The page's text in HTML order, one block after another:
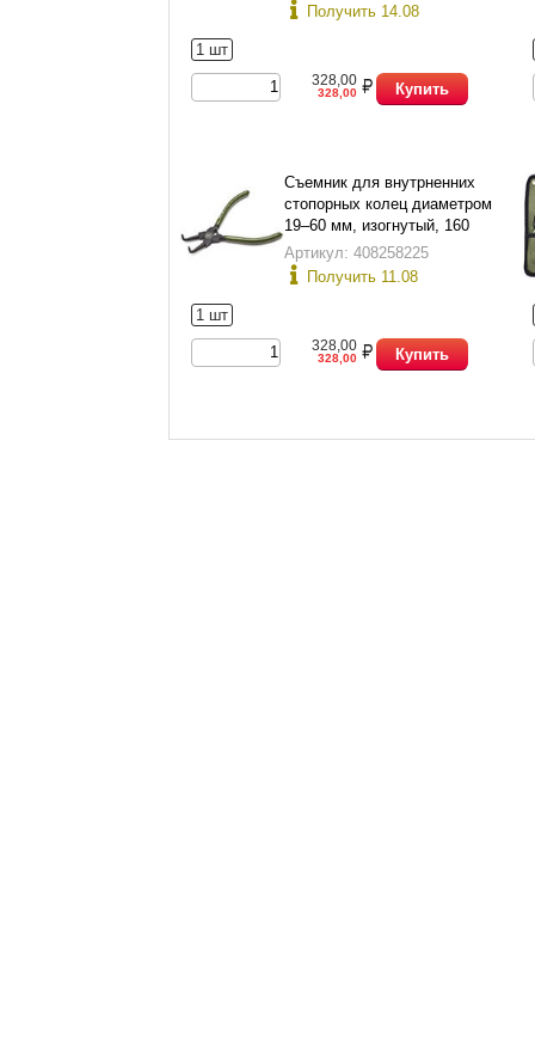
Получить 14.08
1 шт
328,00
328,00 Купить
Съемник для внутрненних
стопорных колец диаметром
19–60 мм, изогнутый, 160
мм, Дело Техники 421161
Артикул: 408258225
Получить 11.08
1 шт
328,00
328,00 Купить